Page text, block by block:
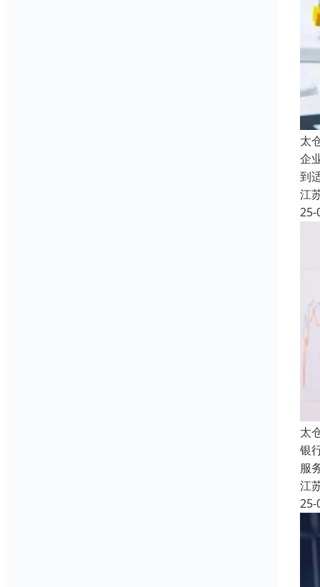
太
企
到
江
25-
太
银
服
江
25-